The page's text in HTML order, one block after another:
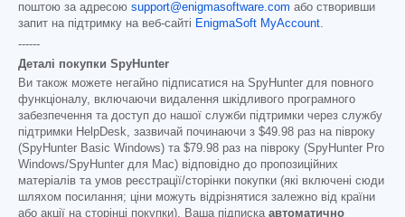
поштою за адресою support@enigmasoftware.com або створивши
запит на підтримку на веб-сайті EnigmaSoft MyAccount.
------
Деталі покупки SpyHunter
Ви також можете негайно підписатися на SpyHunter для повного
функціоналу, включаючи видалення шкідливого програмного
забезпечення та доступ до нашої служби підтримки через службу
підтримки HelpDesk, зазвичай починаючи з $49.98 раз на півроку
(SpyHunter Basic Windows) та $79.98 раз на півроку (SpyHunter Pro
Windows/SpyHunter для Mac) відповідно до пропозиційних
матеріалів та умов реєстрації/сторінки покупки (які включені сюди
шляхом посилання; ціни можуть відрізнятися залежно від країни
або акції на сторінці покупки). Ваша підписка автоматично